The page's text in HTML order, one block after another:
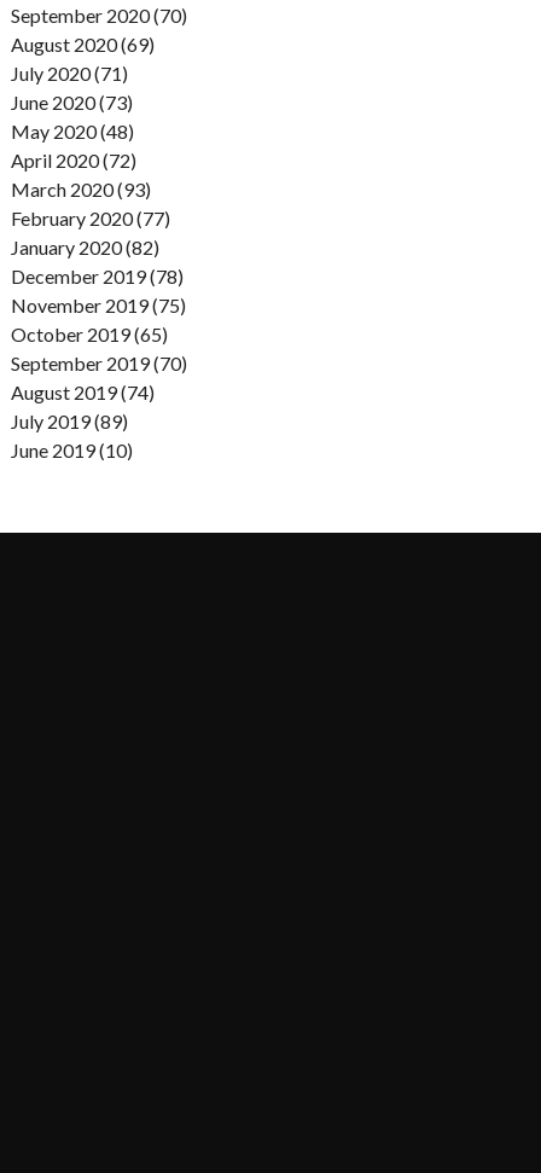
September 2020 (70)
August 2020 (69)
July 2020 (71)
June 2020 (73)
May 2020 (48)
April 2020 (72)
March 2020 (93)
February 2020 (77)
January 2020 (82)
December 2019 (78)
November 2019 (75)
October 2019 (65)
September 2019 (70)
August 2019 (74)
July 2019 (89)
June 2019 (10)